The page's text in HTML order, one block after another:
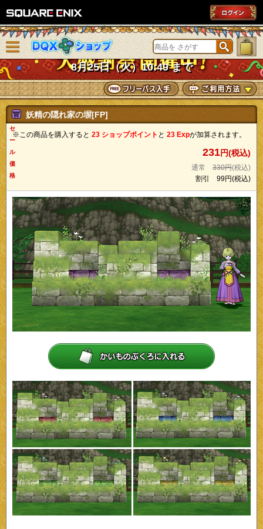
DQXショップ
8月25日（火）10:49 まで
ニューを閉じる
妖精の隠れ家の塀[FP]
※この商品を購入すると 23 ショップポイント と 23 Expが加算されます。
セ
ー
ル
価
格
231円(税込)
通常 330円(税込)
割引 99円(税込)